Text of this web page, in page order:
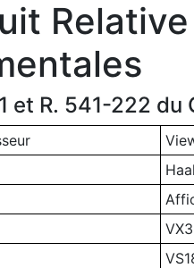
et R. 541-222 du